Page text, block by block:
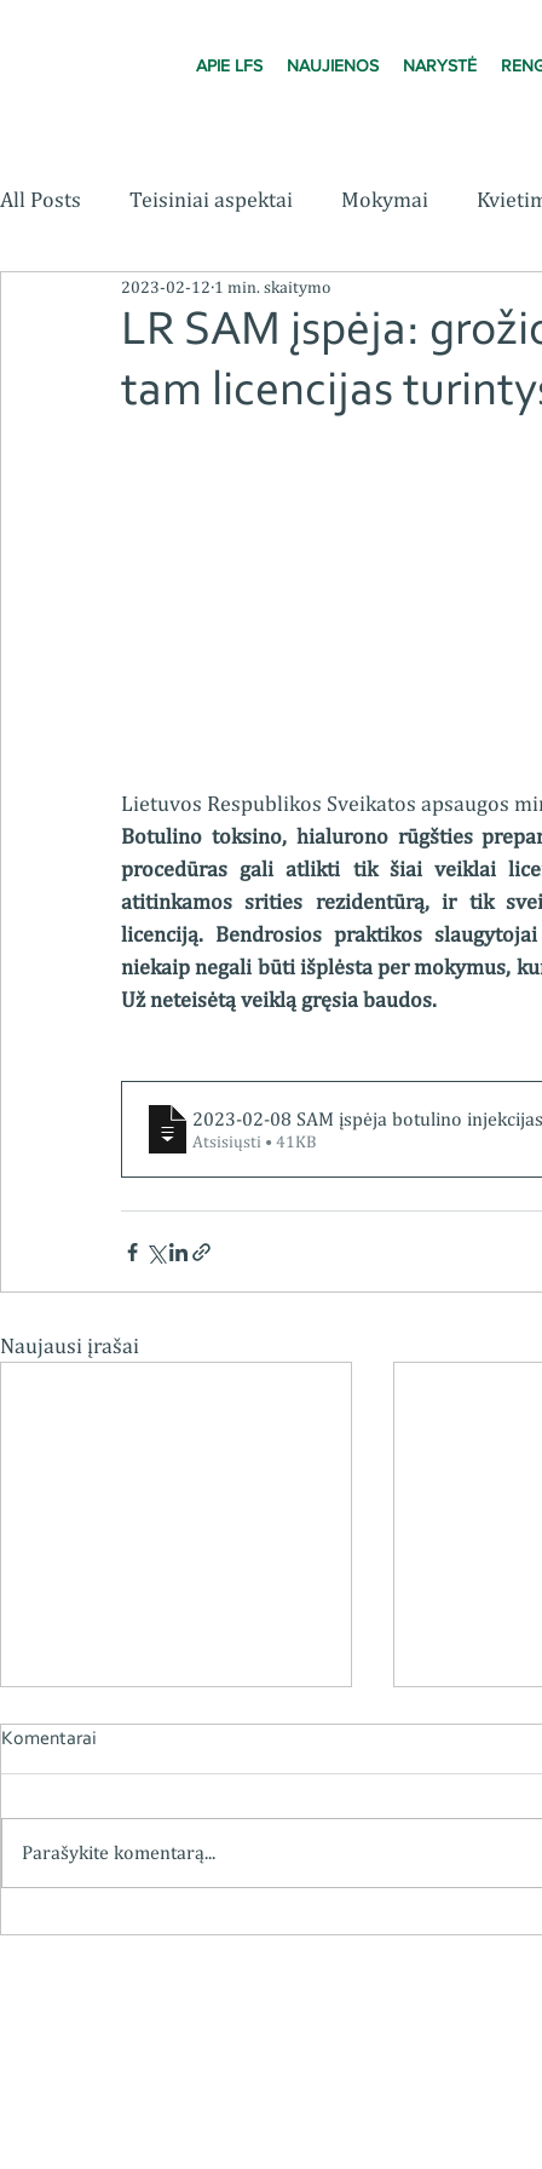
APIE LFS NAUJIENOS NARYSTĖ
All Posts Teisiniai aspektai Mokymai
LR SAM įspėja:
tam licencijas
2023-02-12 1 min. skaitymo
Lietuvos Respublikos Sveikatos apsaugos
Botulino toksino, hialurono rūgšties
procedūras gali atlikti tik šiai veiklai
atitinkamos srities rezidentūrą, ir tik
licenciją. Bendrosios praktikos
niekaip negali būti išplėsta per mokymus,
Už neteisėtą veiklą gręsia baudos.
2023-02-08 SAM įspėja botulino
Atsisiųsti • 41KB
Naujausi įrašai
Komentarai
Parašykite komentarą...